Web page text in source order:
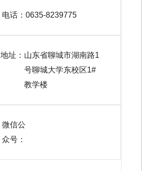
电话： 0635-8239775
地址： 山东省聊城市湖南路1
号聊城大学东校区1#
教学楼
微信公
众号：